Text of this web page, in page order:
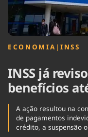
ECONOMIA | INSS
INSS já
benefícios
A ação resultou na
de pagamentos
crédito, a suspensão